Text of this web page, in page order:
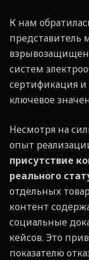
К нам
представитель
систем
сертификация
ключевое
Несмотря на
опыт
присутствие
реального
отдельных
контент
социальные
кейсов. Это
показателю